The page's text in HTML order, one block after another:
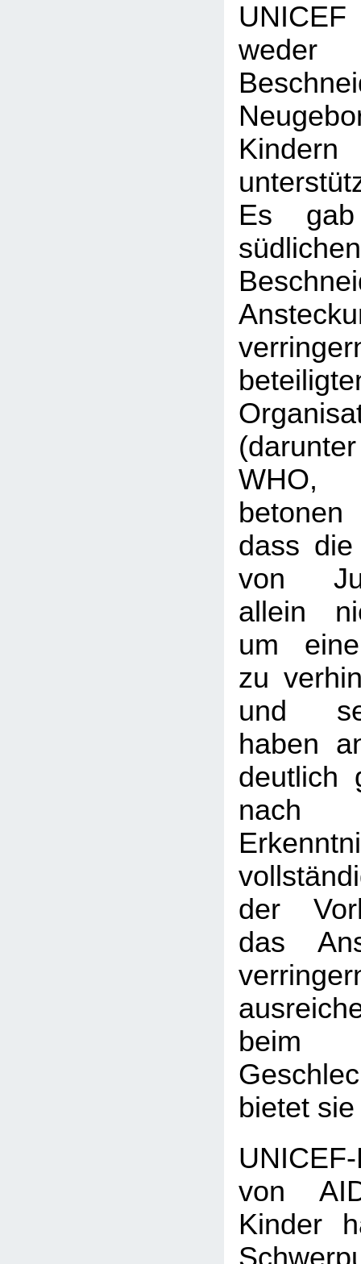
Es
betonen
dass die
von
allein
um
zu
und
haben
deutlich
nach
der
das
beim
bietet
von
Kinder